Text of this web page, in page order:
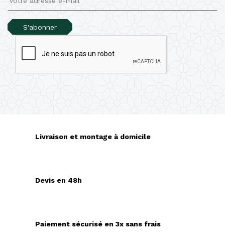
S'abonner
Livraison et montage à domicile
Devis en 48h
Paiement sécurisé en 3x sans frais